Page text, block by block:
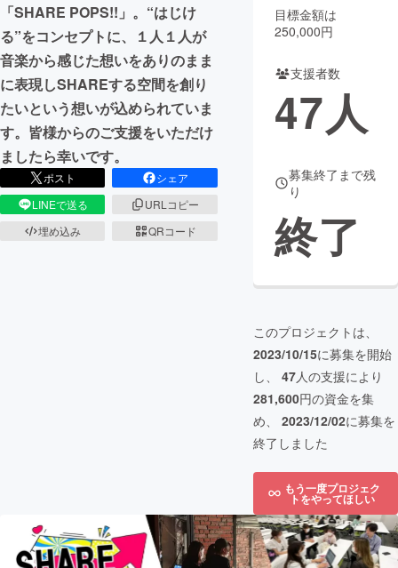
CAMPFIREふるさと納税
コミュニティ
「SHARE POPS!!」。“はじけ
る”をコンセプトに、１人１人が
音楽から感じた想いをありのまま
に表現しSHAREする空間を創り
たいという想いが込められていま
す。皆様からのご支援をいただけ
ましたら幸いです。
ポスト
シェア
LINEで送る
URLコピー
埋め込み
QRコード
目標金額は
250,000円
支援者数
47人
募集終了まで残
り
終了
このプロジェクトは、
2023/10/15に募集を開始
し、 47人の支援により
281,600円の資金を集
め、 2023/12/02に募集を
終了しました
もう一度プロジェク
トをやってほしい